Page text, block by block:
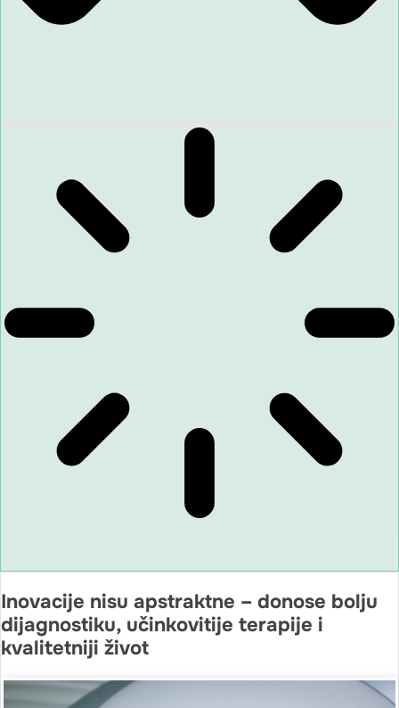
Inovacije nisu apstraktne – donose bolju
dijagnostiku, učinkovitije terapije i
kvalitetniji život